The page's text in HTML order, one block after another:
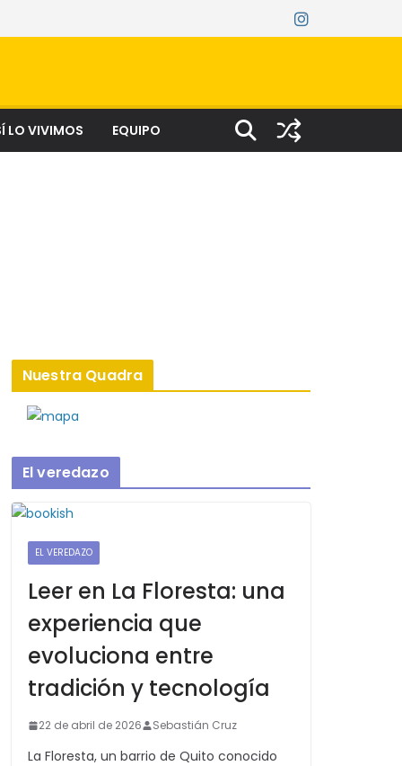
LO VIVIMOS EQUIPO
Nuestra Quadra
El veredazo
EL VEREDAZO
Leer en La Floresta: una
experiencia que
evoluciona entre
tradición y tecnología
22 de abril de 2026 Sebastián Cruz
La Floresta, un barrio de Quito conocido